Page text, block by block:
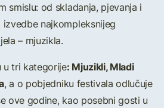
smislu: od skladanja, pjevanja i
najkompleksnijeg
– mjuzikla.
u tri kategorije: Mjuzikli, Mladi
, a o pobjedniku festivala odlučuje
ove godine, kao posebni gosti u